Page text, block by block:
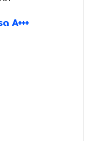
A+++